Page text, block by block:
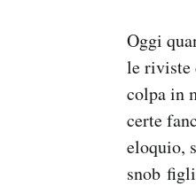
Oggi
le riviste
colpa in
certe
eloquio,
snob